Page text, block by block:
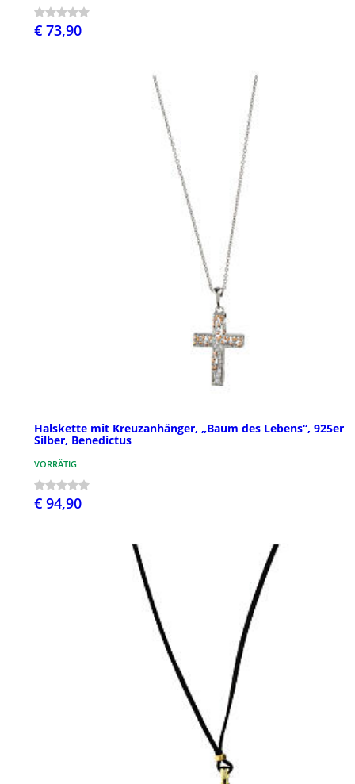
€ 73,90
Halskette mit Kreuzanhänger, „Baum des Lebens“, 925er
Silber, Benedictus
VORRÄTIG
€ 94,90